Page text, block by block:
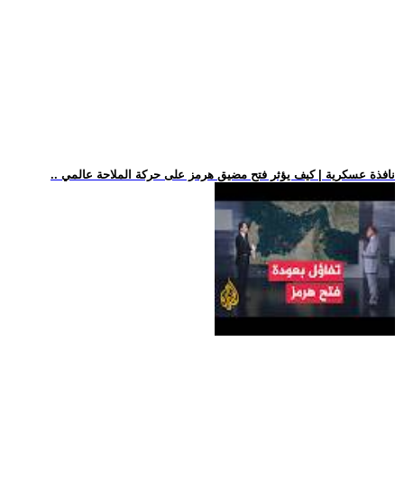
.. نافذة عسكرية | كيف يؤثر فتح مضيق هرمز على حركة الملاحة عالمي